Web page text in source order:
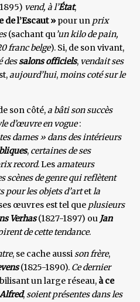
vend, à l’État,
de l’Escaut » pour un prix
(sachant qu’un kilo de pain,
franc belge). Si, de son vivant,
dessalonsofficiels, vendait ses
aujourd’hui,moins coté sur le
son côté,a bâti son succès
d’œuvre en vogue:
dames » dans des intérieurs
, certaines de ses
record. Lesamateurs
scènes de genre qui reflètent
pour les objets d’artetla
œuvres est tel que plusieurs
Verhas(1827-1897) ou Jan
de cette tendance.
, se cache aussison frère,
(1825-1890). Ce dernier
un large réseau, à ce
Alfred,soientprésentes dans les